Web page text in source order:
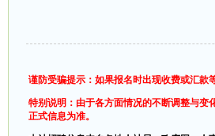
谨防受骗提示：如果报名时出现收费或汇款
特别说明：由于各方面情况的不断调整与变
正式信息为准。